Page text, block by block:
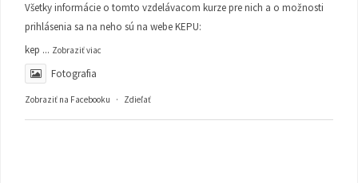
Všetky informácie o tomto vzdelávacom kurze pre nich a o možnosti
prihlásenia sa na neho sú na webe KEPU:
kep ... Zobraziť viac
Fotografia
Zobraziť na Facebooku · Zdieľať